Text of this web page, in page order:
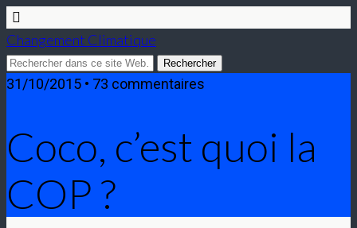
Changement Climatique
31/10/2015 • 73 commentaires
Coco, c’est quoi la
COP ?